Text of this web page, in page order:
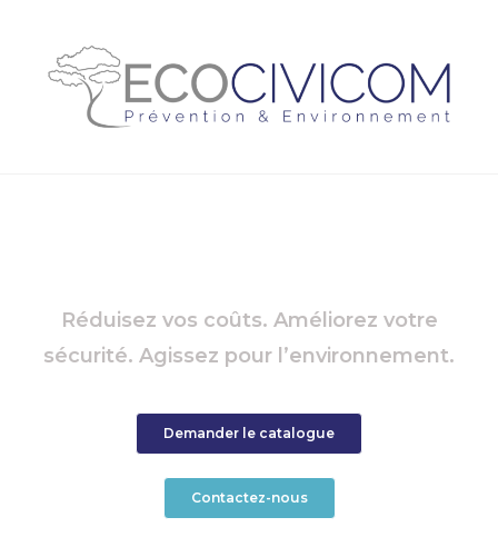
Réduisez vos coûts. Améliorez votre
sécurité. Agissez pour l’environnement.
Demander le catalogue
Contactez-nous